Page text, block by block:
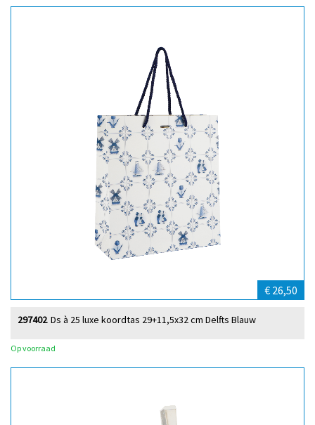
€ 26,50
Ds à 25 luxe koordtas 29+11,5x32 cm Delfts Blauw
297402
Op voorraad